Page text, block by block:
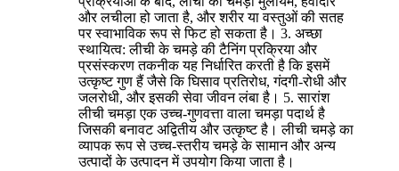
और लचीला हो जाता है, और शरीर या वस्तुओं की सतह
पर स्वाभाविक रूप से फिट हो सकता है। 3. अच्छा
स्थायित्व: लीची के चमड़े की टैनिंग प्रक्रिया और
प्रसंस्करण तकनीक यह निर्धारित करती है कि इसमें
उत्कृष्ट गुण हैं जैसे कि घिसाव प्रतिरोध, गंदगी-रोधी और
जलरोधी, और इसकी सेवा जीवन लंबा है। 5. सारांश
लीची चमड़ा एक उच्च-गुणवत्ता वाला चमड़ा पदार्थ है
जिसकी बनावट अद्वितीय और उत्कृष्ट है। लीची चमड़े का
व्यापक रूप से उच्च-स्तरीय चमड़े के सामान और अन्य
उत्पादों के उत्पादन में उपयोग किया जाता है।